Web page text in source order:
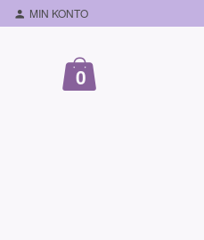
MIN KONTO
0